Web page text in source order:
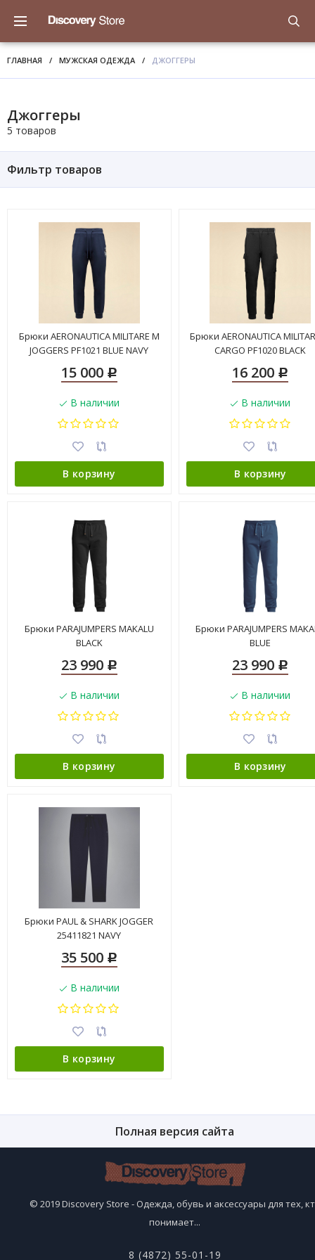
ГЛАВНАЯ / МУЖСКАЯ ОДЕЖДА / ДЖОГГЕРЫ
Джоггеры
5 товаров
Фильтр товаров
Брюки AERONAUTICA MILITARE M
JOGGERS PF1021 BLUE NAVY
15 000 Р
В наличии
В корзину
Брюки AERONAUTICA
CARGO PF1020 BLACK
16 200 Р
В наличии
В корзину
Брюки PARAJUMPERS MAKALU
BLACK
23 990 Р
В наличии
В корзину
Брюки PARAJUMPERS
BLUE
23 990 Р
В наличии
В корзину
Брюки PAUL & SHARK JOGGER
25411821 NAVY
35 500 Р
В наличии
В корзину
Полная версия сайта
© 2019 Discovery Store - Одежда, обувь и аксессуары для тех,
понимает...
8 (4872) 55-01-19